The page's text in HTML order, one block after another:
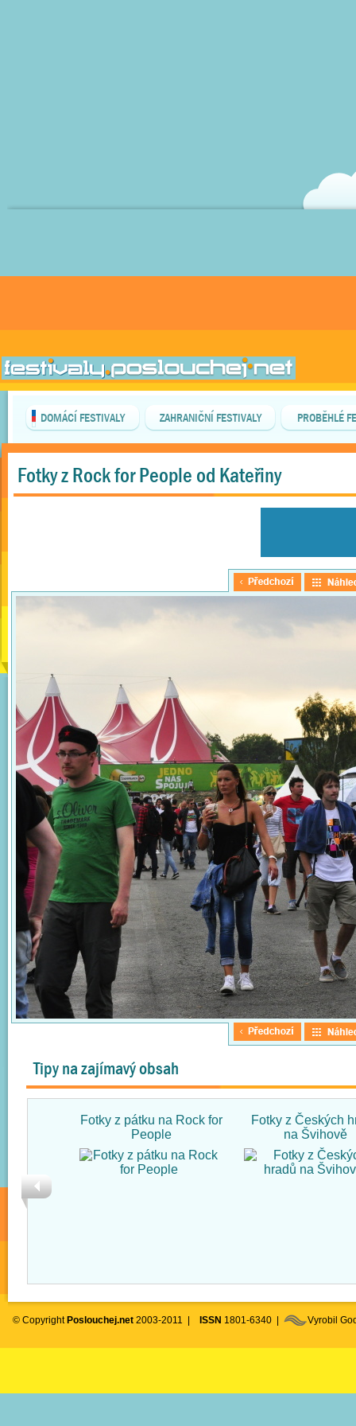
DOMÁCÍ FESTIVALY ZAHRANIČNÍ FESTIVALY PROBĚHLÉ
Fotky z Rock for People od Kateřiny
Tipy na zajímavý obsah
Fotky z pátku na Rock for
People
Fotky z Českých
na Švihově
© Copyright Poslouchej.net 2003-2011 | ISSN 1801-6340 | Vyrobil